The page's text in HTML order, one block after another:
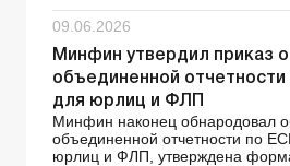
09.06.2026
Минфин утвердил приказ
объединенной
для юрлиц и ФЛП
Минфин наконец обнародовал
объединенной отчетности по
юрлиц и ФЛП, утверждена